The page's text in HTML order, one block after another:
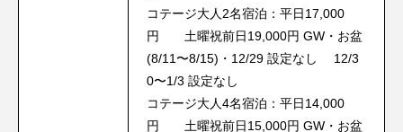
コテージ大人2名宿泊：平日17,000
円 土曜祝前日19,000円 GW・お盆
(8/11〜8/15)・12/29 設定なし 12/3
0〜1/3 設定なし
コテージ大人4名宿泊：平日14,000
円 土曜祝前日15,000円 GW・お盆